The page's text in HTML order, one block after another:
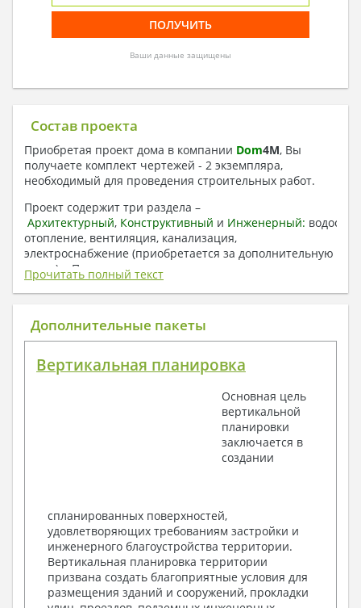
Ваши данные защищены
Состав проекта
Приобретая проект дома в компании Dom4M, Вы
получаете комплект чертежей - 2 экземпляра,
необходимый для проведения строительных работ.
Проект содержит три раздела –
Архитектурный, Конструктивный и Инженерный:
отопление, вентиляция, канализация,
электроснабжение (приобретается за дополнительную
плату) + Пояснительная записка.
1. Архитектурный раздел:
Общие данные по проекту
Поэтажные маркировочные планы с
Разрезы и состав конструкций
Фасады с ведомостью внешних отделок
Элементы проемов – спецификация
Ведомость перемычек – сечения и
Архитектурные узлы в конструкциях
2. Конструктивный раздел:
Общие данные по проекту
Схемы расположения и расчеты фундаментов
Элементы каркаса – схемы расположения
Прочитать полный текст
Дополнительные пакеты
Вертикальная планировка
Основная цель
вертикальной
планировки
заключается в
создании
спланированных поверхностей,
удовлетворяющих требованиям застройки и
инженерного благоустройства территории.
Вертикальная планировка территории
призвана создать благоприятные условия для
размещения зданий и сооружений, прокладки